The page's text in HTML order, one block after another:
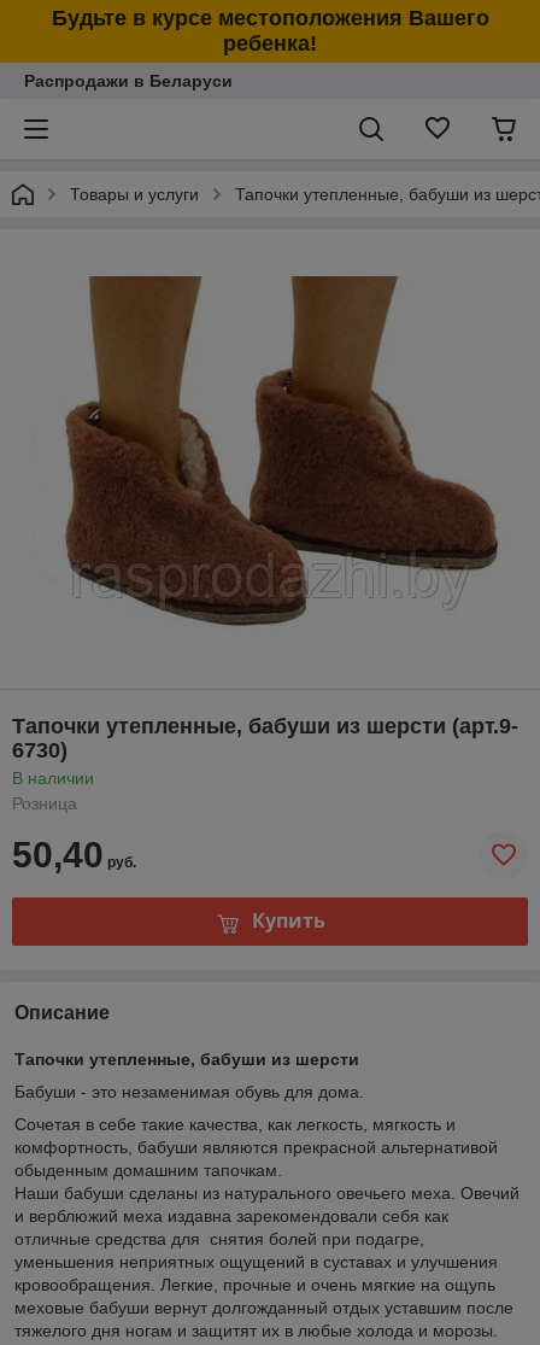
Будьте в курсе местоположения Вашего
ребенка!
Распродажи в Беларуси
Товары и услуги Тапочки утепленные, бабуши из
Тапочки утепленные, бабуши из шерсти (арт.9-
6730)
В наличии
Розница
50,40 руб.
Купить
Описание
Тапочки утепленные, бабуши из шерсти
Бабуши - это незаменимая обувь для дома.
Сочетая в себе такие качества, как легкость, мягкость и
комфортность, бабуши являются прекрасной альтернативой
обыденным домашним тапочкам.
Наши бабуши сделаны из натурального овечьего меха. Овечий
и верблюжий меха издавна зарекомендовали себя как
отличные средства для снятия болей при подагре,
уменьшения неприятных ощущений в суставах и улучшения
кровообращения. Легкие, прочные и очень мягкие на ощупь
меховые бабуши вернут долгожданный отдых уставшим после
тяжелого дня ногам и защитят их в любые холода и морозы.